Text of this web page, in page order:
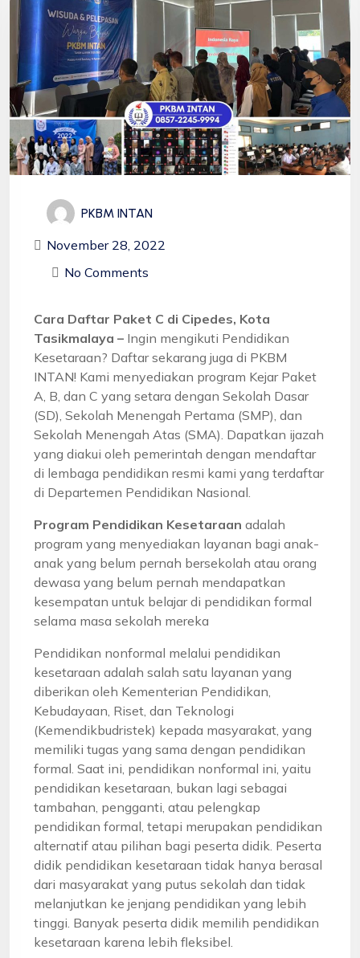
PKBM INTAN
November 28, 2022
No Comments
Cara Daftar Paket C di Cipedes, Kota
Tasikmalaya – Ingin mengikuti Pendidikan
Kesetaraan? Daftar sekarang juga di PKBM
INTAN! Kami menyediakan program Kejar Paket
A, B, dan C yang setara dengan Sekolah Dasar
(SD), Sekolah Menengah Pertama (SMP), dan
Sekolah Menengah Atas (SMA). Dapatkan ijazah
yang diakui oleh pemerintah dengan mendaftar
di lembaga pendidikan resmi kami yang terdaftar
di Departemen Pendidikan Nasional.
Program Pendidikan Kesetaraan adalah
program yang menyediakan layanan bagi anak-
anak yang belum pernah bersekolah atau orang
dewasa yang belum pernah mendapatkan
kesempatan untuk belajar di pendidikan formal
selama masa sekolah mereka
Pendidikan nonformal melalui pendidikan
kesetaraan adalah salah satu layanan yang
diberikan oleh Kementerian Pendidikan,
Kebudayaan, Riset, dan Teknologi
(Kemendikbudristek) kepada masyarakat, yang
memiliki tugas yang sama dengan pendidikan
formal. Saat ini, pendidikan nonformal ini, yaitu
pendidikan kesetaraan, bukan lagi sebagai
tambahan, pengganti, atau pelengkap
pendidikan formal, tetapi merupakan pendidikan
alternatif atau pilihan bagi peserta didik. Peserta
didik pendidikan kesetaraan tidak hanya berasal
dari masyarakat yang putus sekolah dan tidak
melanjutkan ke jenjang pendidikan yang lebih
tinggi. Banyak peserta didik memilih pendidikan
kesetaraan karena lebih fleksibel.